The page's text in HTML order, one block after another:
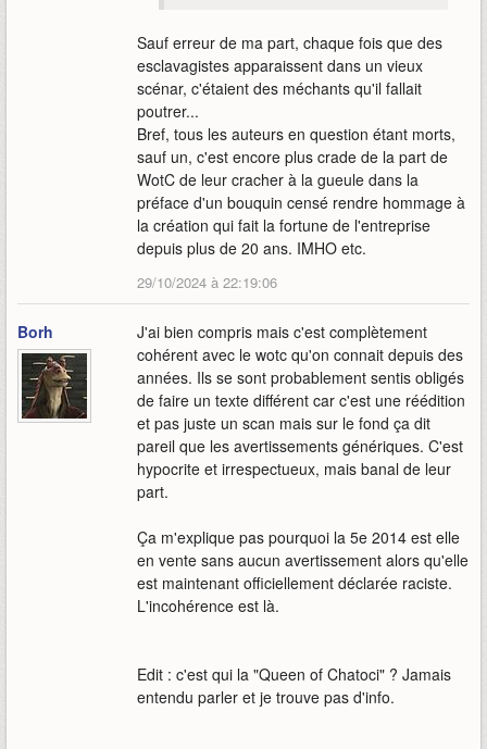
Sauf erreur de ma part, chaque fois que des
esclavagistes apparaissent dans un vieux
scénar, c'étaient des méchants qu'il fallait
poutrer...
Bref, tous les auteurs en question étant morts,
sauf un, c'est encore plus crade de la part de
WotC de leur cracher à la gueule dans la
préface d'un bouquin censé rendre hommage à
la création qui fait la fortune de l'entreprise
depuis plus de 20 ans. IMHO etc.
29/10/2024 à 22:19:06
Borh
J'ai bien compris mais c'est complètement
cohérent avec le wotc qu'on connait depuis des
années. Ils se sont probablement sentis obligés
de faire un texte différent car c'est une réédition
et pas juste un scan mais sur le fond ça dit
pareil que les avertissements génériques. C'est
hypocrite et irrespectueux, mais banal de leur
part.
Ça m'explique pas pourquoi la 5e 2014 est elle
en vente sans aucun avertissement alors qu'elle
est maintenant officiellement déclarée raciste.
L'incohérence est là.
Edit : c'est qui la "Queen of Chatoci" ? Jamais
entendu parler et je trouve pas d'info.